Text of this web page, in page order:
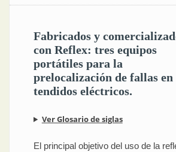
Fabricados y
con Reflex: tres equipos
portátiles para la
prelocalización de fallas en
tendidos eléctricos.
Ver Glosario de siglas
El principal objetivo del uso de la